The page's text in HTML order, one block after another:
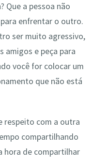
Que a pessoa não
enfrentar o outro.
ser muito agressivo,
amigos e peça para
você for colocar um
que não está
respeito com a outra
compartilhando
hora de compartilhar